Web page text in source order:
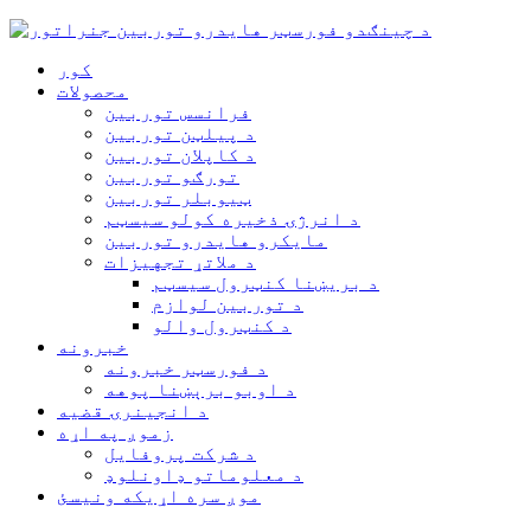
کور
محصولات
فرانسس توربین
د پیلټن توربین
د کاپلان توربین
تورګو توربین
ټیوبلر توربین
د انرژۍ ذخیره کولو سیسټم
مایکرو هایدرو توربین
د ملاتړ تجهیزات
د بریښنا کنټرول سیسټم
د توربین لوازم
د کنټرول والو
خبرونه
د فورسټر خبرونه
د اوبو برېښنا پوهه
د انجینرۍ قضیه
زموږ په اړه
د شرکت پروفایل
د معلوماتو ډاونلوډ
موږ سره اړیکه ونیسئ